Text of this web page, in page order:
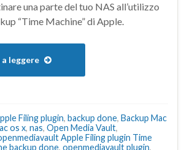
una parte del tuo NAS all’utilizzo
“Time Machine” di Apple.
leggere
Filing plugin, backup done, Backup Mac
os x, nas, Open Media Vault,
Apple Filing plugin Time
backup done, openmediavault plugin,